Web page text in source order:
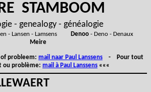
STAMBOOM
- genealogy - généalogie
- Lansen - Lamsens Denoo- Deno - Denaux
Meire
of probleem: mail naar Paul Lanssens - Pour tout
ou problème: mail à Paul Lanssens «««